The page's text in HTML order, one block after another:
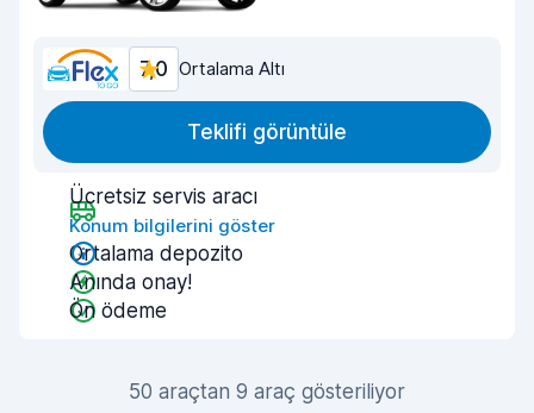
7,0 Ortalama Altı
Teklifi görüntüle
Ücretsiz servis aracı
Konum bilgilerini göster
Ortalama depozito
Anında onay!
Ön ödeme
50 araçtan 9 araç gösteriliyor